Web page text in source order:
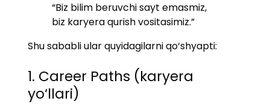
“Biz bilim beruvchi sayt emasmiz,
biz karyera qurish vositasimiz.”
Shu sababli ular quyidagilarni qo‘shyapti:
1. Career Paths (karyera
yo‘llari)